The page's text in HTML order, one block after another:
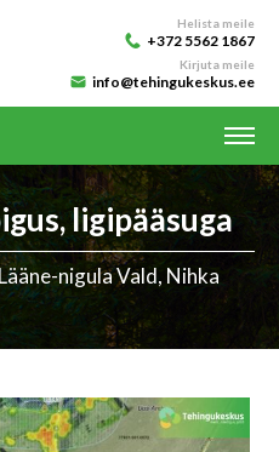
Helista meile
+372 5562 1867
Kirjuta meile
info@tehingukeskus.ee
ligipääsuga
nigula Vald, Nihka